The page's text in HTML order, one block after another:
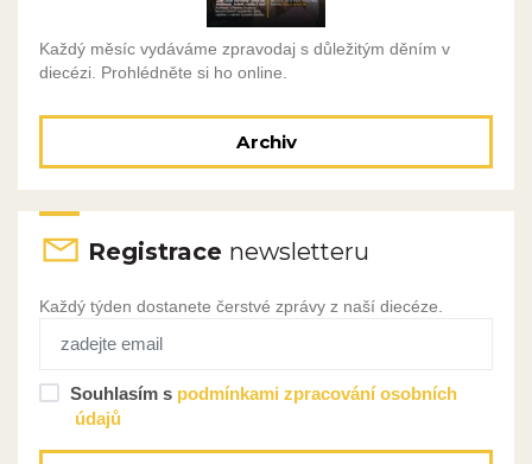
Každý měsíc vydáváme zpravodaj s důležitým děním v
diecézi. Prohlédněte si ho online.
Archiv
Registrace newsletteru
Každý týden dostanete čerstvé zprávy z naší diecéze.
Souhlasím s podmínkami zpracování osobních
údajů